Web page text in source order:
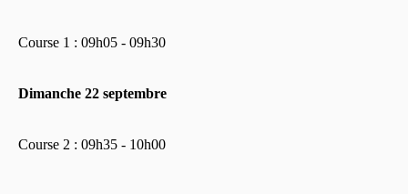
Course 1 : 09h05 - 09h30
Dimanche 22 septembre
Course 2 : 09h35 - 10h00